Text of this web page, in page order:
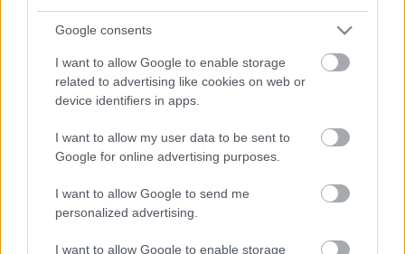
Google consents
I want to allow Google to enable storage
related to advertising like cookies on web or
device identifiers in apps.
I want to allow my user data to be sent to
Google for online advertising purposes.
I want to allow Google to send me
personalized advertising.
I want to allow Google to enable storage
Top 5 Comunio: los mejores fichajes del verano tras
Muchos fichajes veraniegos de
gran impacto en Comunio.
Repasamos los cinco recién
llegados a sus equipos con más
puntos tras 8 jornadas.
Mastantuono, a la baja